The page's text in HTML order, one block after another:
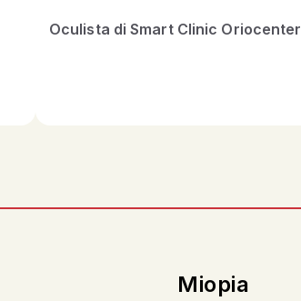
Oculista di Smart Clinic Oriocenter
Miopia